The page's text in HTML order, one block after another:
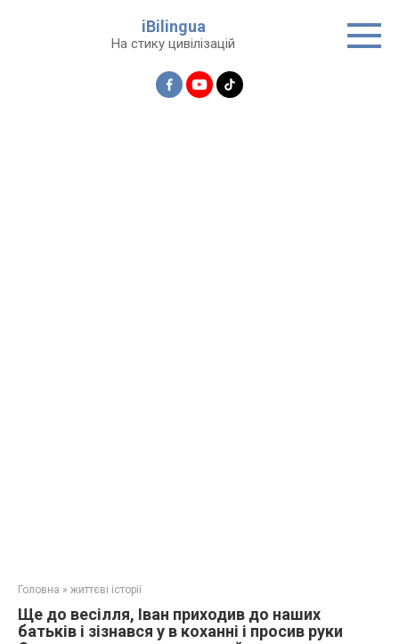
iBilingua
На стику цивілізацій
Головна » життєві історії
Ще до весілля, Іван приходив до наших
батьків і зізнався у в коханні і просив руки